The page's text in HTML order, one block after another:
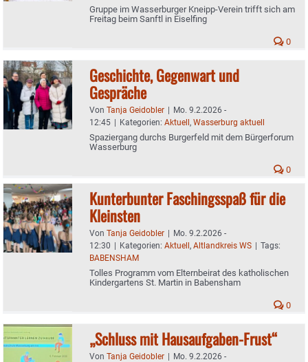
Gruppe im Wasserburger Kneipp-Verein trifft sich am
Freitag beim Sanftl in Eiselfing
0
Geschichte, Gegenwart und
Gespräche
Von Tanja Geidobler | Mo. 9.2.2026 -
12:45 | Kategorien: Aktuell, Wasserburg aktuell
Spaziergang durchs Burgerfeld mit dem Bürgerforum
Wasserburg
0
Kunterbunter Faschingsspaß für die
Kleinsten
Von Tanja Geidobler | Mo. 9.2.2026 -
12:30 | Kategorien: Aktuell, Altlandkreis WS | Tags:
BABENSHAM
Tolles Programm vom Elternbeirat des katholischen
Kindergartens St. Martin in Babensham
0
„Schluss mit Hausaufgaben-Frust“
Von Tanja Geidobler | Mo. 9.2.2026 -